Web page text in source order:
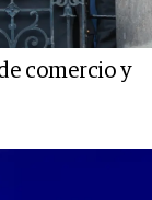
comercio y